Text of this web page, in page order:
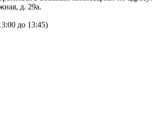
д. 29а.
до 13:45)